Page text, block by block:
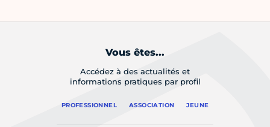
Vous êtes...
Accédez à des actualités et
informations pratiques par profil
PROFESSIONNEL ASSOCIATION JEUNE